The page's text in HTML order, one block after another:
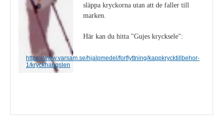
släppa kryckorna utan att de faller till
marken.
Här kan du hitta "Gujes krycksele":
https://www.varsam.se/hjalpmedel/forflyttning/kappkrycktillbehor-
1/kryckhangslen